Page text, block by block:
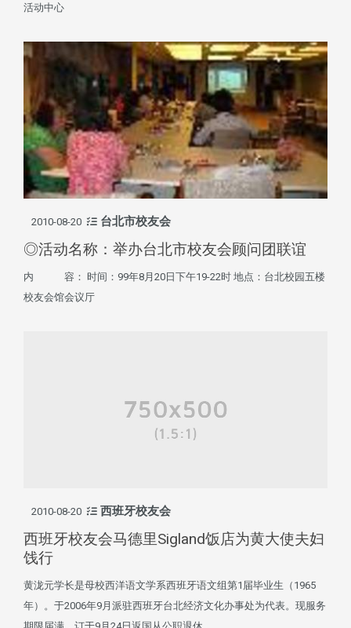
活动中心
2010-08-20 台北市校友会
◎活动名称：举办台北市校友会顾问团联谊
内 容： 时间：99年8月20日下午19-22时 地点：台北校园五楼
校友会馆会议厅
2010-08-20 西班牙校友会
西班牙校友会马德里Sigland饭店为黄大使夫妇
饯行
黄泷元学长是母校西洋语文学系西班牙语文组第1届毕业生（1965
年）。于2006年9月派驻西班牙台北经济文化办事处为代表。现服务